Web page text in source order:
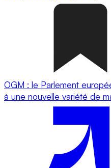
OGM : le Parlement
à une nouvelle variété de